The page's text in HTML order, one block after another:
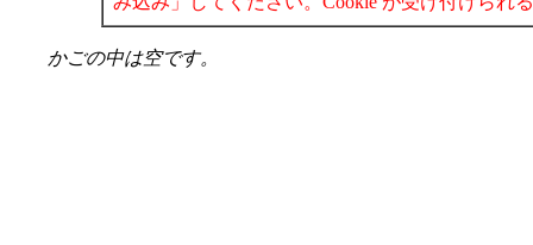
かごの中は空です。